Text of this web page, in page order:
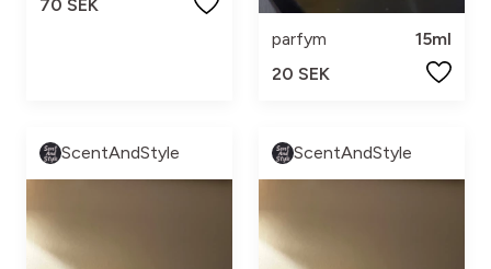
70 SEK
parfym
15ml
20 SEK
ScentAndStyle ScentAndStyle